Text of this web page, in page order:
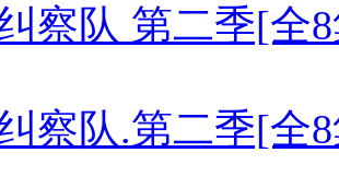
察队 第二季[全8
察队.第二季[全8